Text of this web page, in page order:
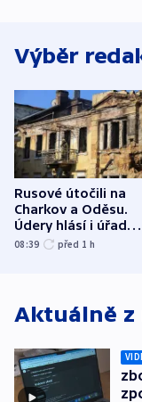
Výběr
Rusové útočili na
Charkov a Oděsu.
Údery hlásí i úřady v
Bělgorodu
08:39 před 1 h
Aktuálně